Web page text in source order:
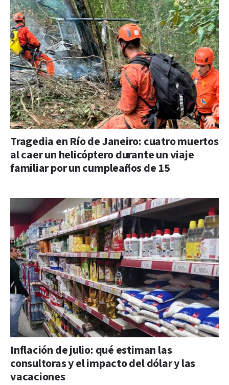
Tragedia en Río de Janeiro: cuatro muertos
al caer un helicóptero durante un viaje
familiar por un cumpleaños de 15
Inflación de julio: qué estiman las
consultoras y el impacto del dólar y las
vacaciones